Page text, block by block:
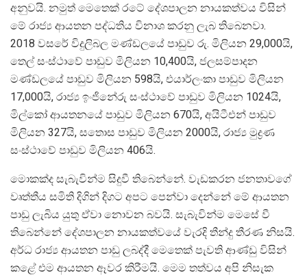
අනුවයි. නමුත් මෙතෙක් රටේ දේශපාලන නායකත්වය විසින්
මේ රාජ්‍ය ආයතන පද්ධතිය විනාශ කරනු ලැබ තිබෙනවා.
2018 වසරේ විදුලිබල මණ්ඩලයේ පාඩුව රු. මිලියන 29,000යි,
තෙල් සංස්ථාවේ පාඩුව මිලියන 10,400යි, ජලසම්පාදන
මණ්ඩලයේ පාඩුව මිලියන 598යි, එයාර්ලංකා පාඩුව මිලියන
17,000යි, රාජ්‍ය ඉංජිනේරු සංස්ථාවේ පාඩුව මිලියන 1024යි,
මිල්කෝ ආයතනයේ පාඩුව මිලියන 670යි, අයිටීඑන් පාඩුව
මිලියන 327යි, සතොස පාඩුව මිලියන 2000යි, රාජ්‍ය මුද්‍රණ
සංස්ථාවේ පාඩුව මිලියන 406යි.
මොකක්ද සැබැවින්ම සිදුවී තිබෙන්නේ. වැඩකරන ජනතාවගේ
වෘත්තීය සමිති දිගින් දිගට අපට පෙන්වා දෙන්නේ මේ ආයතන
පාඩු ලැබිය යුතු ඒවා නොවන බවයි. සැබැවින්ම මෙසේ වී
තිබෙන්නේ දේශපාලන නායකත්වයේ වැරදි තීන්දු තීරණ නිසයි.
අර්ධ රාජ්‍ය ආයතන පාඩු ලබද්දී මෙතෙක් පැවති ආණ්ඩු විසින්
කළේ එම ආයතන ඈවර කිරීමයි. මෙම තත්වය අපි නිසැක